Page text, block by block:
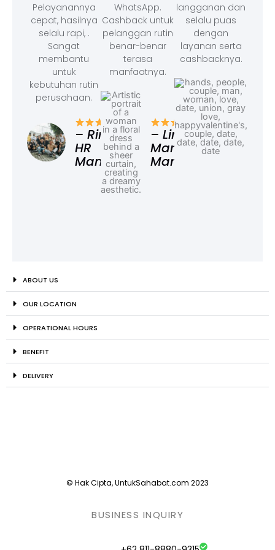
Pelayanannya
cepat, hasilnya
selalu rapi, .
Sangat
membantu
untuk
kebutuhan rutin
perusahaan.
– Rina,
HR
Manager
WhatsApp.
Cashback untuk
pelanggan rutin
benar-benar
terasa
manfaatnya.
– Linda,
Marketing
Manager
langganan dan
selalu puas
dengan
layanan serta
cashbacknya.
ABOUT US
OUR LOCATION
OPERATIONAL HOURS
BENEFIT
DELIVERY
© Hak Cipta, UntukSahabat.com 2023
BUSINESS INQUIRY